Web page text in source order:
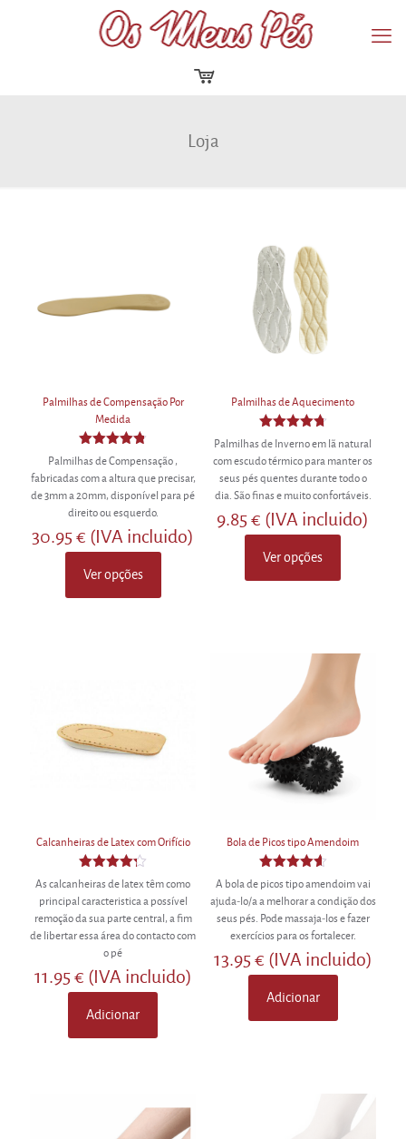
Loja
Palmilhas de Compensação Por
Medida
Avaliação
de 5
Palmilhas de Compensação ,
fabricadas com a altura que precisar,
de 3mm a 20mm, disponível para pé
direito ou esquerdo.
30.95€ (IVA incluido)
Ver opções
product
chosen
Palmilhas de Aquecimento
Avaliação
de 5
Palmilhas de Inverno em lã natural
com escudo térmico para manter os
seus pés quentes durante todo o
dia. São finas e muito confortáveis.
9.85€ (IVA incluido)
Ver opções
product
chosen
on
the
product
Calcanheiras de Latex com Orifício
Avaliação
4.25
de 5
As calcanheiras de latex têm como
principal caracteristica a possível
remoção da sua parte central, a fim
de libertar essa área do contacto com
o pé
11.95€ (IVA incluido)
Adicionar
Bola de Picos tipo Amendoim
Avaliação
4.60
de 5
A bola de picos tipo amendoim vai
ajuda-lo/a a melhorar a condição dos
seus pés. Pode massaja-los e fazer
exercícios para os fortalecer.
13.95€ (IVA incluido)
Adicionar